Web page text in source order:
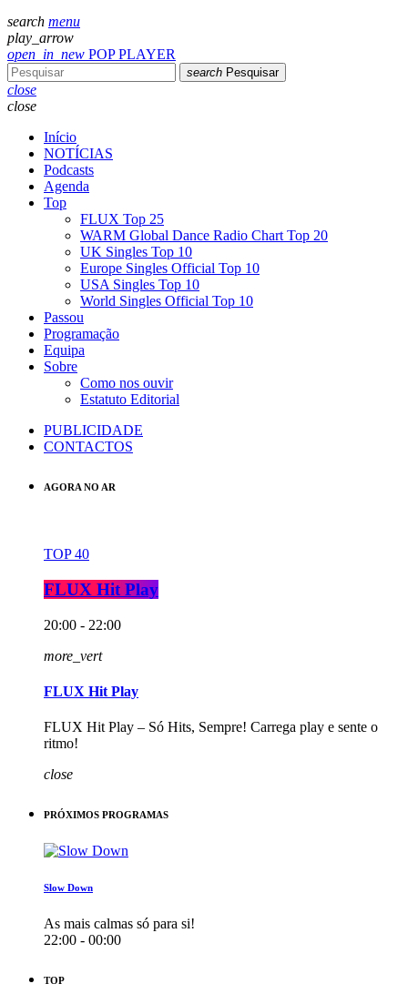
search menu
play_arrow
open_in_new POP PLAYER
search Pesquisar
close
close
Início
NOTÍCIAS
Podcasts
Agenda
Top
FLUX Top 25
WARM Global Dance Radio Chart Top 20
UK Singles Top 10
Europe Singles Official Top 10
USA Singles Top 10
World Singles Official Top 10
Passou
Programação
Equipa
Sobre
Como nos ouvir
Estatuto Editorial
PUBLICIDADE
CONTACTOS
AGORA NO AR
TOP 40
FLUX Hit Play
20:00 - 22:00
more_vert
FLUX Hit Play
FLUX Hit Play – Só Hits, Sempre! Carrega play e sente o
ritmo!
close
PRÓXIMOS PROGRAMAS
Slow Down
As mais calmas só para si!
22:00 - 00:00
TOP